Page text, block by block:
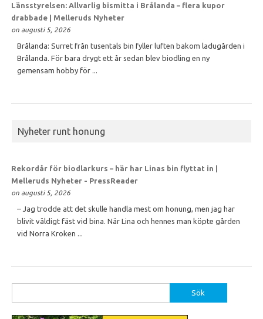
Länsstyrelsen: Allvarlig bismitta i Brålanda – flera kupor
drabbade | Melleruds Nyheter
on augusti 5, 2026
Brålanda: Surret från tusentals bin fyller luften bakom ladugården i
Brålanda. För bara drygt ett år sedan blev biodling en ny
gemensam hobby för ...
Nyheter runt honung
Rekordår för biodlarkurs – här har Linas bin flyttat in |
Melleruds Nyheter - PressReader
on augusti 5, 2026
– Jag trodde att det skulle handla mest om honung, men jag har
blivit väldigt fäst vid bina. När Lina och hennes man köpte gården
vid Norra Kroken ...
efter: